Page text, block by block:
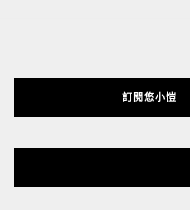
訂閱悠小愷